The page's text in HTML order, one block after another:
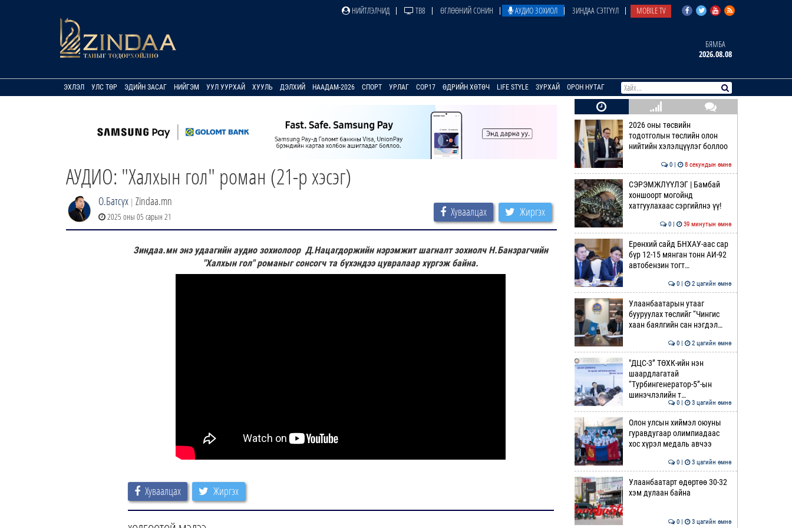
НИЙТЛЭЛЧИД ТВ8 ӨГЛӨӨНИЙ СОНИН АУДИО ЗОХИОЛ ЗИНДАА СЭТГҮҮЛ MOBILE TV
БЯМБА
2026.08.08
ЭХЛЭЛ УЛС ТӨР ЭДИЙН ЗАСАГ НИЙГЭМ УУЛ УУРХАЙ ХУУЛЬ ДЭЛХИЙ НААДАМ-2026 СПОРТ УРЛАГ COP17 ӨДРИЙН ХӨТӨЧ LIFE STYLE ЗУРХАЙ ОРОН НУТАГ
АУДИО: "Халхын гол" роман (21-р хэсэг)
О.Батсүх | Zindaa.mn
2025 оны 05 сарын 21 Хуваалцах Жиргэх
Зиндаа.мн энэ удаагийн аудио зохиолоор Д.Нацагдоржийн нэрэмжит шагналт зохиолч Н.Банзрагчийн
"Халхын гол" романыг сонсогч та бүхэндээ цувралаар хүргэж байна.
Хуваалцах Жиргэх
2026 оны төсвийн
тодотголын төслийн олон
нийтийн хэлэлцүүлэг боллоо
0 | 8 секундын өмнө
СЭРЭМЖЛҮҮЛЭГ | Бамбай
хоншоорт могойнд
хатгуулахаас сэргийлнэ үү!
0 | 39 минутын өмнө
Ерөнхий сайд БНХАУ-аас сар
бүр 12-15 мянган тонн АИ-92
автобензин тогт…
0 | 2 цагийн өмнө
Улаанбаатарын утааг
бууруулах төслийг “Чингис
хаан баялгийн сан нэгдэл…
0 | 2 цагийн өмнө
"ДЦС-3” ТӨХК-ийн нэн
шаардлагатай
“Турбингенератор-5”-ын
шинэчлэлийн т…
0 | 3 цагийн өмнө
Олон улсын хиймэл оюуны
гуравдугаар олимпиадаас
хос хүрэл медаль авчээ
0 | 3 цагийн өмнө
Улаанбаатарт өдөртөө 30-32
хэм дулаан байна
0 | 3 цагийн өмнө